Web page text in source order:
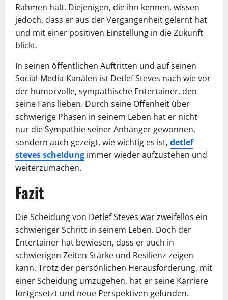
Rahmen hält. Diejenigen, die ihn kennen, wissen
jedoch, dass er aus der Vergangenheit gelernt hat
und mit einer positiven Einstellung in die Zukunft
blickt.
In seinen öffentlichen Auftritten und auf seinen
Social-Media-Kanälen ist Detlef Steves nach wie vor
der humorvolle, sympathische Entertainer, den
seine Fans lieben. Durch seine Offenheit über
schwierige Phasen in seinem Leben hat er nicht
nur die Sympathie seiner Anhänger gewonnen,
sondern auch gezeigt, wie wichtig es ist, detlef
steves scheidung immer wieder aufzustehen und
weiterzumachen.
Fazit
Die Scheidung von Detlef Steves war zweifellos ein
schwieriger Schritt in seinem Leben. Doch der
Entertainer hat bewiesen, dass er auch in
schwierigen Zeiten Stärke und Resilienz zeigen
kann. Trotz der persönlichen Herausforderung, mit
einer Scheidung umzugehen, hat er seine Karriere
fortgesetzt und neue Perspektiven gefunden.